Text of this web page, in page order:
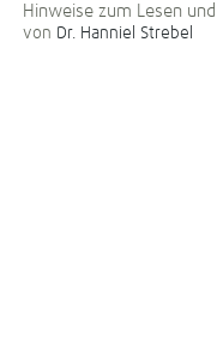
Hinweise zum Lesen
von Dr. Hanniel Strebel